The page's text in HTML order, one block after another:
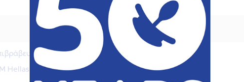
MAM Lovers
κερδίζετε 30 πόντους!
Hellas και κερδίστε!